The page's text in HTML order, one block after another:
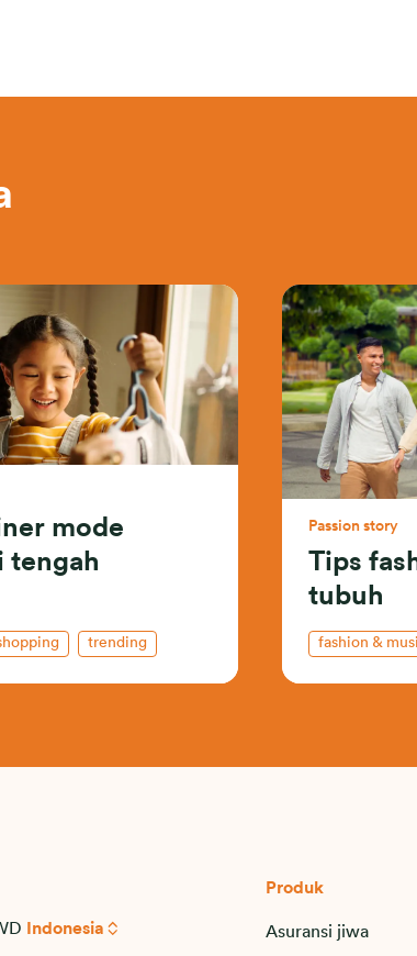
mode
tengah
trending
Passion story
Tips
tubuh
fashion &
Indonesia
Produk
Asuransi jiwa